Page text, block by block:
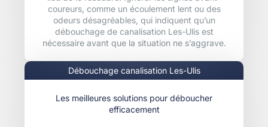
coureurs, comme un écoulement lent ou des
odeurs désagréables, qui indiquent qu’un
débouchage de canalisation Les-Ulis est
nécessaire avant que la situation ne s’aggrave.
Débouchage canalisation Les-Ulis
Les meilleures solutions pour déboucher
efficacement